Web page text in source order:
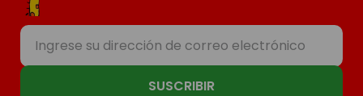
SUSCRIBIR